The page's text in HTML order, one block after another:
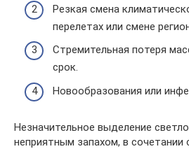
Резкая смена
перелетах или смене
Стремительная потеря
срок.
Новообразования или
Незначительное выделение
неприятным запахом, в